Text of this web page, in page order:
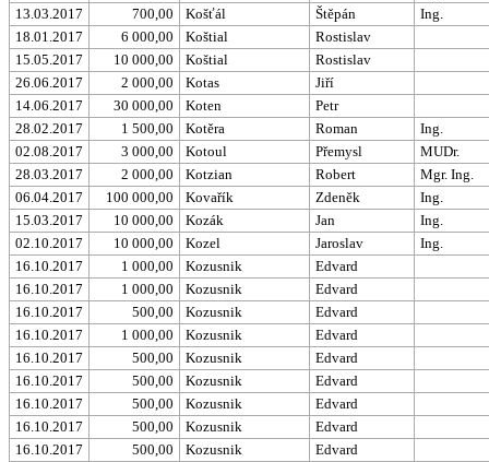
13.03.2017
700,00 Košťál Štěpán
Ing.
18.01.2017
6 000,00 Koštial
Rostislav
15.05.2017
10 000,00 Koštial
Rostislav
26.06.2017
2 000,00 Kotas
Jiří
14.06.2017
30 000,00 Koten
Petr
28.02.2017
1 500,00 Kotěra Roman
Ing.
02.08.2017
3 000,00 Kotoul Přemysl
MUDr.
28.03.2017
2 000,00 Kotzian Robert
Mgr. Ing.
06.04.2017
100 000,00 Kovařík Zdeněk
Ing.
15.03.2017
10 000,00 Kozák Jan
Ing.
02.10.2017
10 000,00 Kozel Jaroslav
Ing.
16.10.2017
1 000,00 Kozusnik
Edvard
16.10.2017
1 000,00 Kozusnik
Edvard
16.10.2017
500,00 Kozusnik
Edvard
16.10.2017
1 000,00 Kozusnik
Edvard
16.10.2017
500,00 Kozusnik
Edvard
16.10.2017
500,00 Kozusnik
Edvard
16.10.2017
500,00 Kozusnik
Edvard
16.10.2017
500,00 Kozusnik
Edvard
16.10.2017
500,00 Kozusnik
Edvard